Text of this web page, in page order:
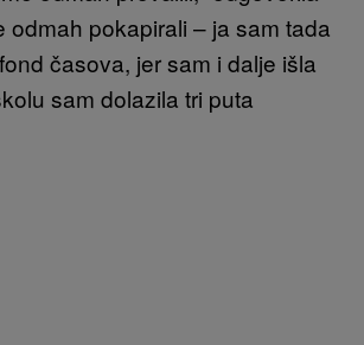
odmah pokapirali – ja sam tada
časova, jer sam i dalje išla
sam dolazila tri puta